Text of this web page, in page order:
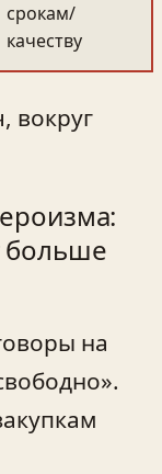
срокам/
качеству
вокруг
больше
на